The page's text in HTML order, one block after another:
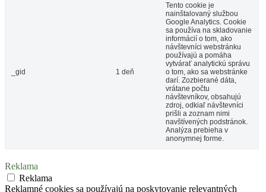
_gid 1 deň
Tento cookie je
nainštalovaný službou
Google Analytics. Cookie
sa používa na skladovanie
informácií o tom, ako
návštevníci webstránku
používajú a pomáha
vytvárať analytickú správu
o tom, ako sa webstránke
darí. Zozbierané dáta,
vrátane počtu
návštevníkov, obsahujú
zdroj, odkiaľ návštevníci
prišli a zoznam nimi
navštívených podstránok.
Analýza prebieha v
anonymnej forme.
Reklama
Reklama
Reklamné cookies sa používajú na poskytovanie relevantných